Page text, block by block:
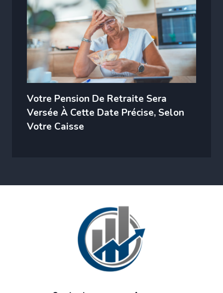
Votre Pension De Retraite Sera
Versée À Cette Date Précise, Selon
Votre Caisse